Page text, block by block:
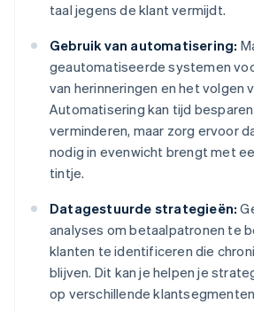
taal jegens de klant vermijdt.
Gebruik van automatisering:
geautomatiseerde systemen
van herinneringen en het volgen
Automatisering kan tijd
verminderen, maar zorg ervoor
nodig in evenwicht brengt met
tintje.
Datagestuurde strategieën:
analyses om betaalpatronen te
klanten te identificeren die
blijven. Dit kan je helpen je
op verschillende